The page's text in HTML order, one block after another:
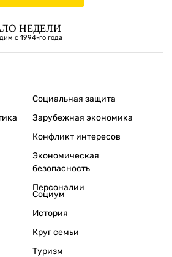
НЕДЕЛИ
с 1994-го года
Социальная защита
Зарубежная экономика
Конфликт интересов
Экономическая
безопасность
Персоналии
Социум
История
Круг семьи
Туризм